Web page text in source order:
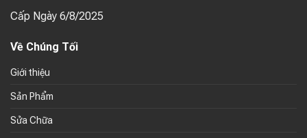
Cấp Ngày 6/8/2025
Về Chúng Tối
Giới thiệu
Sản Phẩm
Sửa Chữa